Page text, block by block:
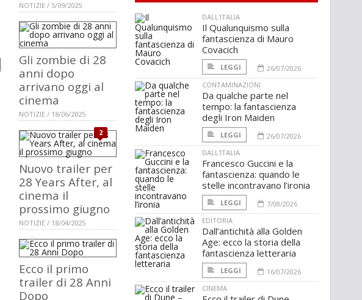
NOTIZIE / 5/09/2025
Gli zombie di 28
anni dopo
arrivano oggi al
cinema
NOTIZIE / 18/06/2025
2
Nuovo trailer per
28 Years After, al
cinema il
prossimo giugno
NOTIZIE / 18/04/2025
Ecco il primo
trailer di 28 Anni
Dopo
DALL'ITALIA
Il Qualunquismo sulla
fantascienza di Mauro
Covacich
LEGGI
26/07/2026
CONTAMINAZIONI
Da qualche parte nel
tempo: la fantascienza
degli Iron Maiden
LEGGI
26/07/2026
DALL'ITALIA
Francesco Guccini e la
fantascienza: quando le
stelle incontravano l’ironia
LEGGI
7/08/2026
EDITORIA
Dall’antichità alla Golden
Age: ecco la storia della
fantascienza letteraria
LEGGI
16/07/2026
CINEMA